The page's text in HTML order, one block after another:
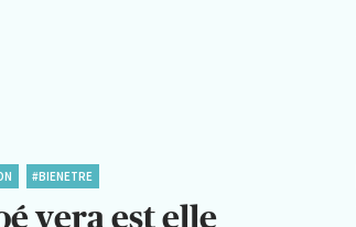
#BIENETRE
vera est elle